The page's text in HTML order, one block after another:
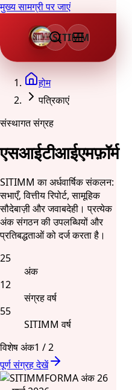
मुख्य सामग्री पर जाएं
SITIMM
होम
पत्रिकाएं
संस्थागत संग्रह
एसआईटीआईएमफ़ॉर्म
SITIMM का अर्धवार्षिक संकलन:
सभाएँ, वित्तीय रिपोर्ट, सामूहिक
सौदेबाज़ी और जवाबदेही। प्रत्येक
अंक संगठन की उपलब्धियों और
प्रतिबद्धताओं को दर्ज करता है।
25
अंक
12
संग्रह वर्ष
55
SITIMM वर्ष
विशेष अंक1 /2
पूर्ण संग्रह देखें